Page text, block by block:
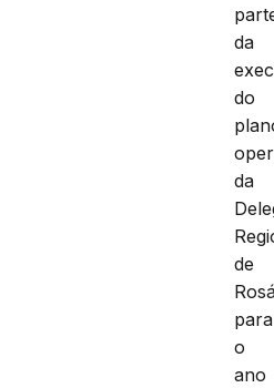
da
do
da
de
para
o
ano